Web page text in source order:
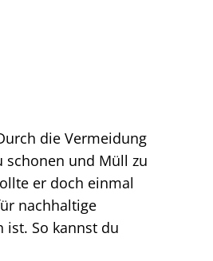
die Vermeidung
schonen und Müll zu
er doch einmal
nachhaltige
So kannst du